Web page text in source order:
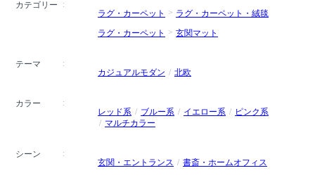
カテゴリー
ラグ・カーペット
ラグ・カーペット・絨毯
ラグ・カーペット
玄関マット
テーマ
カジュアルモダン
北欧
カラー
レッド系
ブルー系 イエロー系
ピンク系
マルチカラー
シーン
玄関・エントランス
書斎・ホームオフィス